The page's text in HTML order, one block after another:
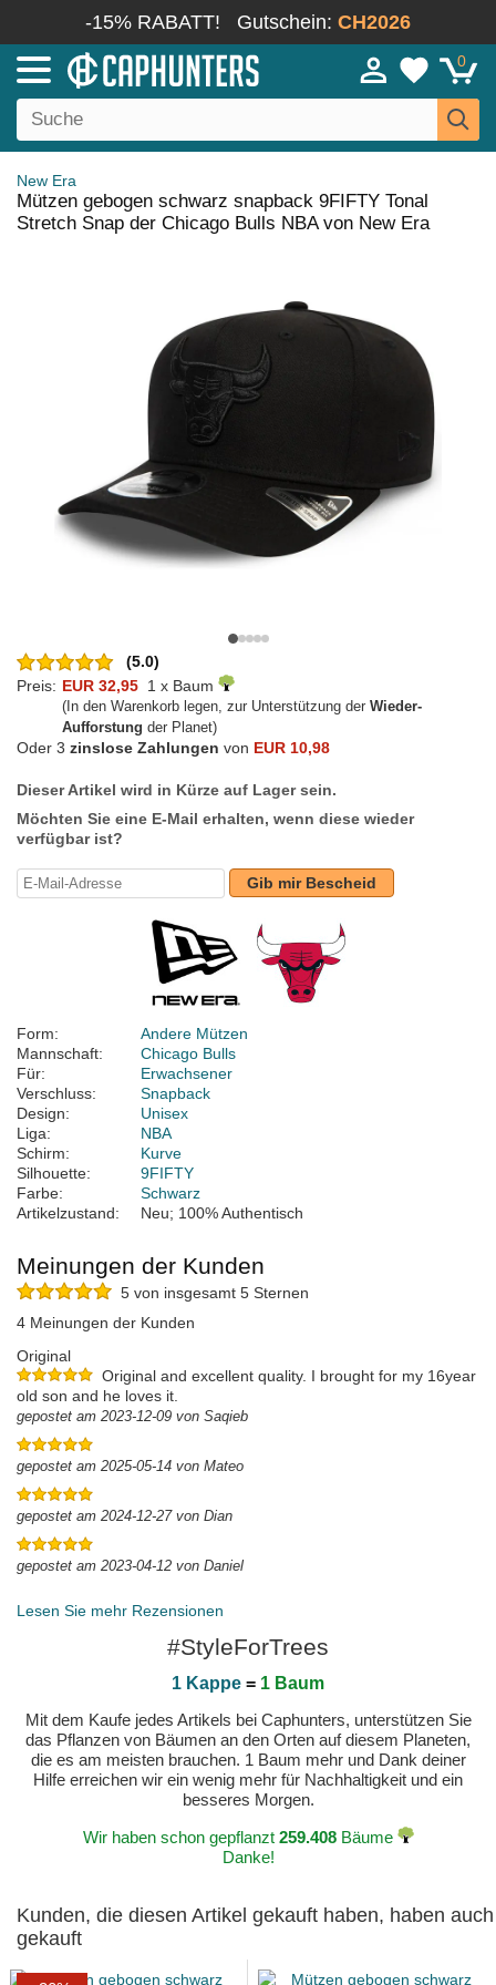
-15% RABATT! Gutschein: CH2026
0
New Era
Mützen gebogen schwarz snapback 9FIFTY Tonal
Stretch Snap der Chicago Bulls NBA von New Era
(5.0)
Preis: EUR 32,95 1 x Baum
(In den Warenkorb legen, zur Unterstützung der Wieder-
Aufforstung der Planet)
Oder 3 zinslose Zahlungen von EUR 10,98
Dieser Artikel wird in Kürze auf Lager sein.
Möchten Sie eine E-Mail erhalten, wenn diese wieder
verfügbar ist?
Gib mir Bescheid
Form:
Andere Mützen
Mannschaft:
Chicago Bulls
Für:
Erwachsener
Verschluss:
Snapback
Design:
Unisex
Liga:
NBA
Schirm:
Kurve
Silhouette:
9FIFTY
Farbe:
Schwarz
Artikelzustand:
Neu; 100% Authentisch
Meinungen der Kunden
5 von insgesamt 5 Sternen
4 Meinungen der Kunden
Original
Original and excellent quality. I brought for my 16year
old son and he loves it.
gepostet am 2023-12-09 von Saqieb
gepostet am 2025-05-14 von Mateo
gepostet am 2024-12-27 von Dian
gepostet am 2023-04-12 von Daniel
Lesen Sie mehr Rezensionen
#StyleForTrees
1 Kappe = 1 Baum
Mit dem Kaufe jedes Artikels bei Caphunters, unterstützen Sie
das Pflanzen von Bäumen an den Orten auf diesem Planeten,
die es am meisten brauchen. 1 Baum mehr und Dank deiner
Hilfe erreichen wir ein wenig mehr für Nachhaltigkeit und ein
besseres Morgen.
Wir haben schon gepflanzt 259.408Bäume
Danke!
Kunden, die diesen Artikel gekauft haben, haben auch
gekauft